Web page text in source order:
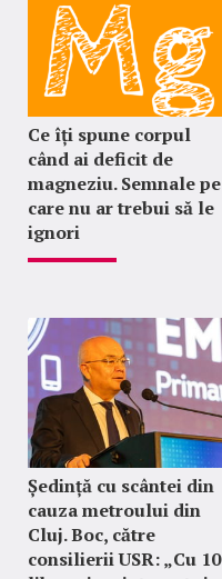
Ce îți spune corpul
când ai deficit de
magneziu. Semnale pe
care nu ar trebui să le
ignori
Ședință cu scântei din
cauza metroului din
Cluj. Boc, către
consilierii USR: „Cu 10